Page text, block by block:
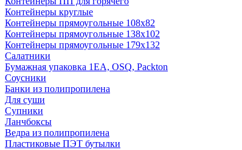
Контейнеры круглые
Контейнеры прямоугольные 108х82
Контейнеры прямоугольные 138х102
Контейнеры прямоугольные 179х132
Салатники
Бумажная упаковка 1ЕА, OSQ, Packton
Соусники
Банки из полипропилена
Для суши
Супники
Ланчбоксы
Ведра из полипропилена
Пластиковые ПЭТ бутылки